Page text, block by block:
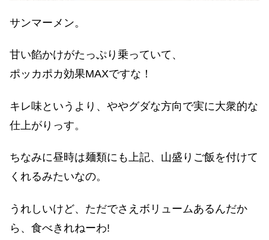
サンマーメン。
甘い餡かけがたっぷり乗っていて、
ポッカポカ効果MAXですな！
キレ味というより、ややグダな方向で実に大衆的な
仕上がりっす。
ちなみに昼時は麺類にも上記、山盛りご飯を付けて
くれるみたいなの。
うれしいけど、ただでさえボリュームあるんだか
ら、食べきれねーわ!